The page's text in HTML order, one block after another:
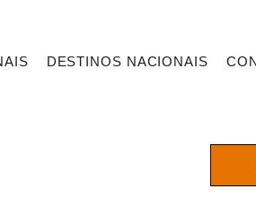
DESTINOS NACIONAIS